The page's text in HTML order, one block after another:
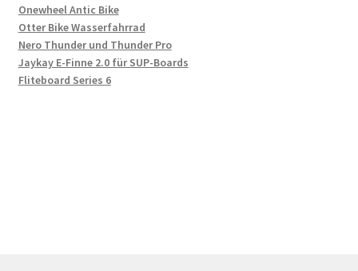
Onewheel Antic Bike
Otter Bike Wasserfahrrad
Nero Thunder und Thunder Pro
Jaykay E-Finne 2.0 für SUP-Boards
Fliteboard Series 6